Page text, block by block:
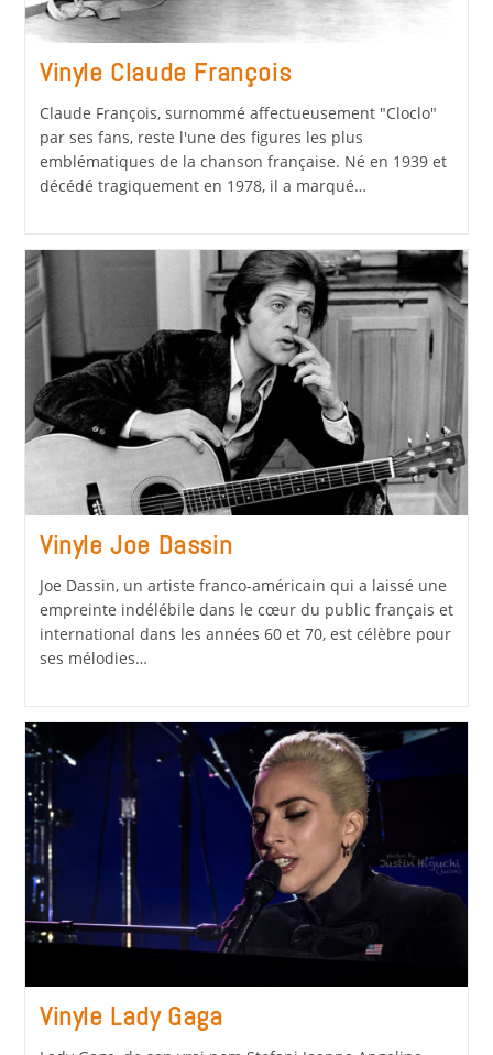
Vinyle Claude François
Claude François, surnommé affectueusement "Cloclo"
par ses fans, reste l'une des figures les plus
emblématiques de la chanson française. Né en 1939 et
décédé tragiquement en 1978, il a marqué…
Vinyle Joe Dassin
Joe Dassin, un artiste franco-américain qui a laissé une
empreinte indélébile dans le cœur du public français et
international dans les années 60 et 70, est célèbre pour
ses mélodies…
Vinyle Lady Gaga